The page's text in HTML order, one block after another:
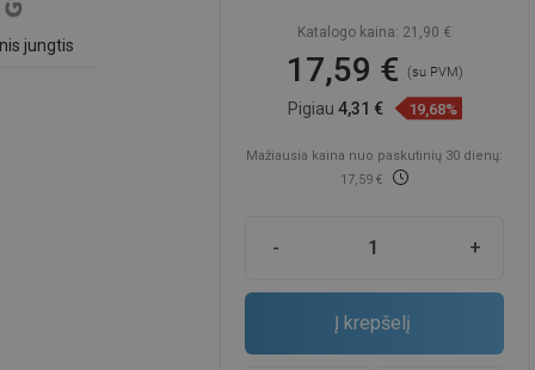
jungtis
Katalogo kaina: 21,90 €
17,59 € (su PVM)
Pigiau4,31 € 19,68%
Mažiausia kaina nuo paskutinių 30 dienų:
17,59 €
- +
Į krepšelį